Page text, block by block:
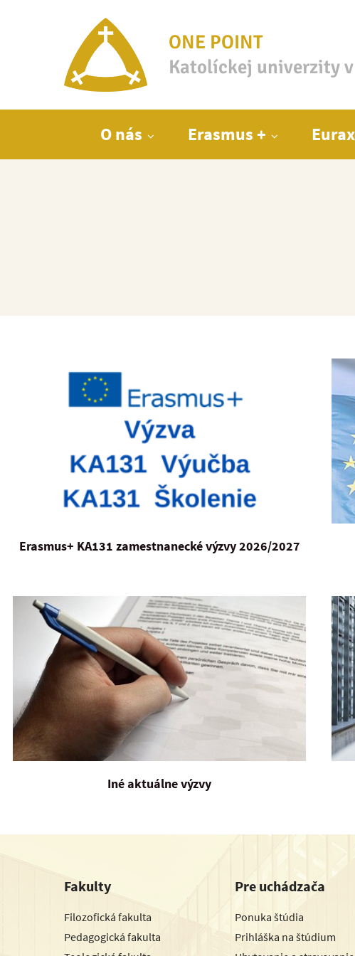
ONE POINT
Katolíckej univerzity
O nás Erasmus +
Erasmus+ KA131 zamestnanecké výzvy 2026/2027
Iné aktuálne výzvy
Fakulty
Filozofická fakulta
Pedagogická fakulta
Pre uchádzača
Ponuka štúdia
Prihláška na štúdium